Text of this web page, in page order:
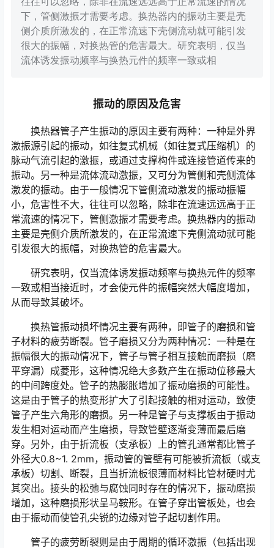
下，管侧激振才需要考虑。换热器内的振动主要是壳
侧介质所激发的，在正常流速下壳侧流动就可能引发
很大的振幅，对换热管的危害最大。研究表明，仅当
流体诱发振动频率与换热元件的频率一致或相
振动的原因及危害
换热器管子产生振动的原因主要有两种：一种是外界
激振源引起的振动，如往复式机械（如往复式压缩机）的
脉动气流引起的激振，或通过支撑构件或连接管道传来的
振动。另一种是流体流动激振，又可分为管侧和壳侧流体
激发的振动。由于一般情况下管侧流动激发的振动振幅
小，危害性不大，往往可以忽略，除非在流速远远高于正
常流速的情况下，管侧激振才需要考虑。换热器内的振动
主要是壳侧介质所激发的，在正常流速下壳侧流动就可能
引发很大的振幅，对换热管的危害最大。
研究表明，仅当流体诱发振动频率与换热元件的频率
一致或相当接近时，才会使元件的振幅突然大幅度增加，
从而导致其破坏。
换热管振动损坏情况主要有两种，即管子的磨损和管
子材料的疲劳断裂。管子磨损又分为两种情况：一种是在
振幅很大的振动情况下，管子与管子相互接触而磨损（磨
平穿漏）成菱形，这种情况绝大多数产生在振动位移最大
的中间跨度处。管子的热膨胀增加了振动磨损的可能性。
这是由于管子的热变形扩大了引起接触的相对运动，致使
管子产生六角形的磨损。另一种是管子与支撑板由于振动
发生相对运动而产生磨损，导致管壁逐渐变薄而最后磨
穿。另外，由于折流板（支承板）上的管孔通常都比管子
外径大0.8~1. 2mm，振动管的管壁有可能被折流板（或支
承板）切割、断裂，且当折流板很薄而材料比管材硬时尤
其突出。接头的松弛与腐蚀同时存在的情况下，振动磨损
增加，这种磨损形状呈马鞍形。在管子穿出管板处，也会
由于振动而使管孔尖锐的边缘对管子起切割作用。
管子的疲劳断裂则是由于周期的循环激振（包括出现